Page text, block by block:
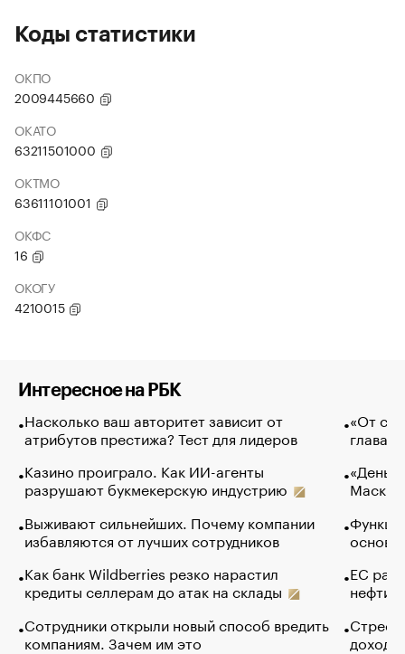
Коды статистики
ОКПО
2009445660
ОКАТО
63211501000
ОКТМО
63611101001
ОКФС
16
ОКОГУ
4210015
Интересное на РБК
Насколько ваш авторитет зависит от
атрибутов престижа? Тест для лидеров
Казино проиграло. Как ИИ-агенты
разрушают букмекерскую индустрию
Выживают сильнейших. Почему компании
избавляются от лучших сотрудников
Как банк Wildberries резко нарастил
кредиты селлерам до атак на склады
Сотрудники открыли новый способ вредить
компаниям. Зачем им это
«От
глава
Маск в
основ
ЕС
нефти